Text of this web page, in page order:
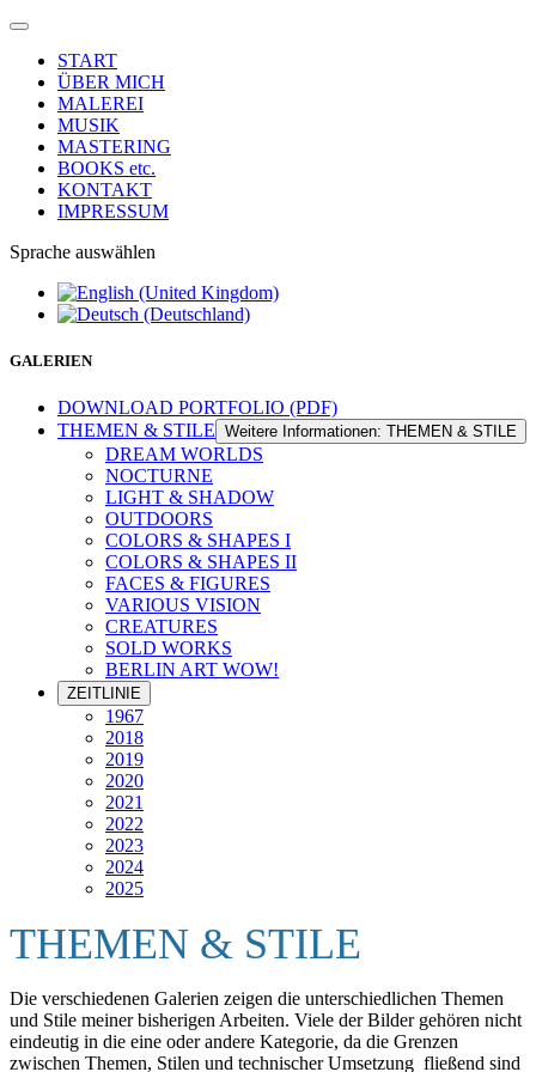
START
ÜBER MICH
MALEREI
MUSIK
MASTERING
BOOKS etc.
KONTAKT
IMPRESSUM
Sprache auswählen
GALERIEN
DOWNLOAD PORTFOLIO (PDF)
THEMEN & STILE Weitere Informationen: THEMEN & STILE
DREAM WORLDS
NOCTURNE
LIGHT & SHADOW
OUTDOORS
COLORS & SHAPES I
COLORS & SHAPES II
FACES & FIGURES
VARIOUS VISION
CREATURES
SOLD WORKS
BERLIN ART WOW!
ZEITLINIE
1967
2018
2019
2020
2021
2022
2023
2024
2025
THEMEN & STILE
Die verschiedenen Galerien zeigen die unterschiedlichen Themen
und Stile meiner bisherigen Arbeiten. Viele der Bilder gehören nicht
eindeutig in die eine oder andere Kategorie, da die Grenzen
zwischen Themen, Stilen und technischer Umsetzung fließend sind